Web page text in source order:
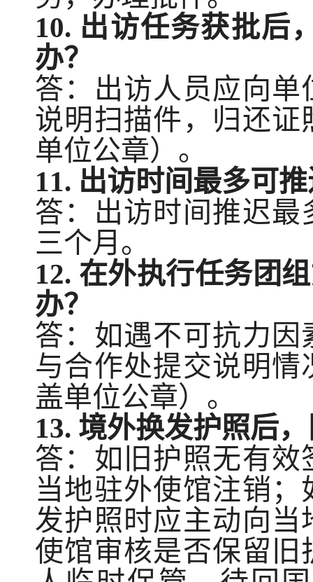
10. 出访任务获批后
办？
答： 出访人员应向
说明扫描件，归还
单位公章） 。
11. 出访时间最多可
答：出访时间推迟
三个月。
12. 在外执行任务团
办？
答：如遇不可抗力因
与合作处提交说明
盖单位公章）。
13. 境外换发护照后
答：如旧护照无有
当地驻外使馆注销
发护照时应主动向
使馆审核是否保留